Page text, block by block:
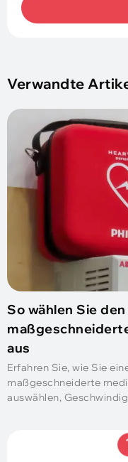
Verwandte
So wählen Sie
aus
Erfahren Sie, wie Sie
maßgeschneiderte
auswählen,